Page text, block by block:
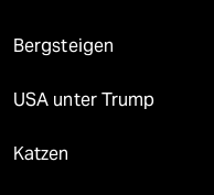
Bergsteigen
USA unter Trump
Katzen